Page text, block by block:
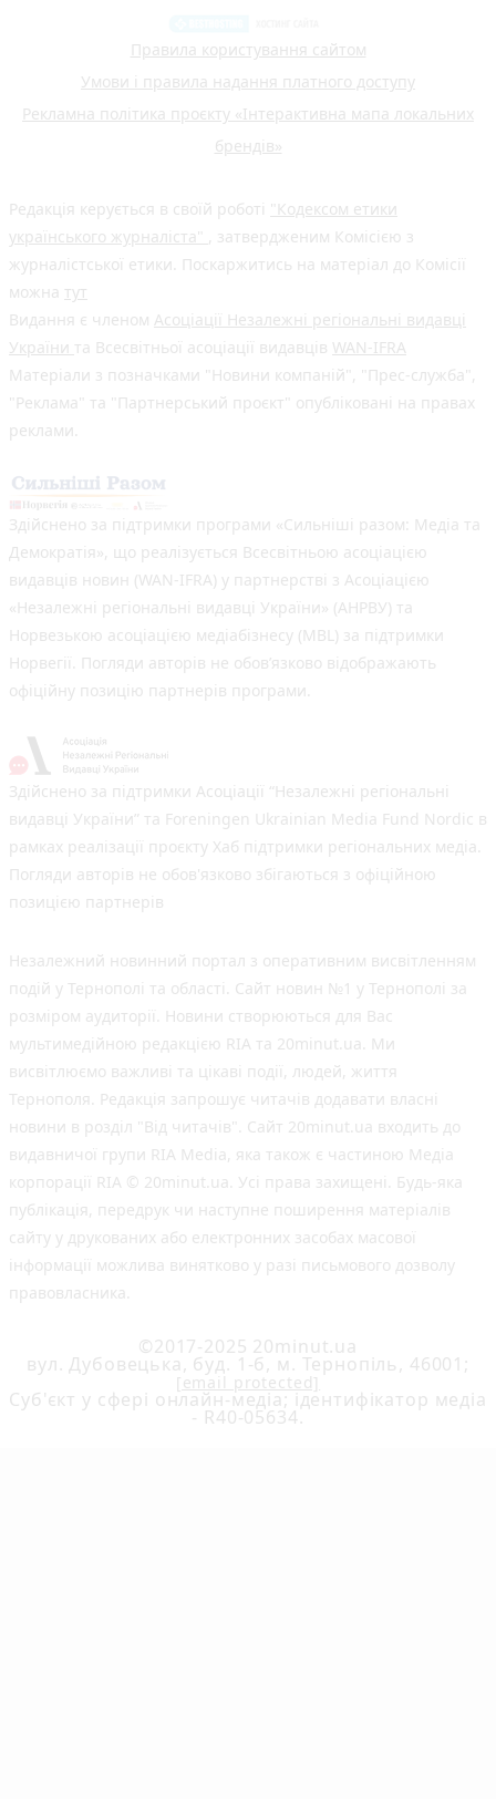
Правила користування сайтом
Умови і правила надання платного доступу
Рекламна політика проєкту «Інтерактивна мапа локальних
брендів»
Редакція керується в своїй роботі "Кодексом етики
українського журналіста" , затвердженим Комісією з
журналістської етики. Поскаржитись на матеріал до Комісії
можна тут
Видання є членом Асоціації Незалежні регіональні видавці
України та Всесвітньої асоціації видавців WAN-IFRA
Матеріали з позначками "Новини компаній", "Прес-служба",
"Реклама" та "Партнерський проєкт" опубліковані на правах
реклами.
Здійснено за підтримки програми «Сильніші разом: Медіа та
Демократія», що реалізується Всесвітньою асоціацією
видавців новин (WAN-IFRA) у партнерстві з Асоціацією
«Незалежні регіональні видавці України» (АНРВУ) та
Норвезькою асоціацією медіабізнесу (MBL) за підтримки
Норвегії. Погляди авторів не обов’язково відображають
офіційну позицію партнерів програми.
Здійснено за підтримки Асоціації “Незалежні регіональні
видавці України” та Foreningen Ukrainian Media Fund Nordic в
рамках реалізації проєкту Хаб підтримки регіональних медіа.
Погляди авторів не обов'язково збігаються з офіційною
позицією партнерів
Незалежний новинний портал з оперативним висвітленням
подій у Тернополі та області. Сайт новин №1 у Тернополі за
розміром аудиторії. Новини створюються для Вас
мультимедійною редакцією RIA та 20minut.ua. Ми
висвітлюємо важливі та цікаві події, людей, життя
Тернополя. Редакція запрошує читачів додавати власні
новини в розділ "Від читачів". Сайт 20minut.ua входить до
видавничої групи RIA Media, яка також є частиною Медіа
корпорації RIA © 20minut.ua. Усі права захищені. Будь-яка
публiкацiя, передрук чи наступне поширення матеріалів
сайту у друкованих або електронних засобах масової
інформації можлива винятково у разі письмового дозволу
правовласника.
©2017-2025 20minut.ua
вул. Дубовецька, буд. 1-б, м. Тернопіль, 46001;
[email protected]
Cуб'єкт у сфері онлайн-медіа; ідентифікатор медіа
- R40-05634.